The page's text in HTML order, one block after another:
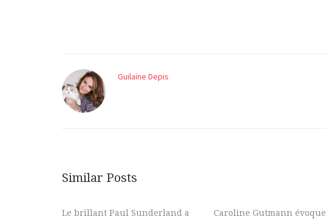
Guilaine Depis
Similar Posts
Le brillant Paul Sunderland a
Caroline Gutmann évoque